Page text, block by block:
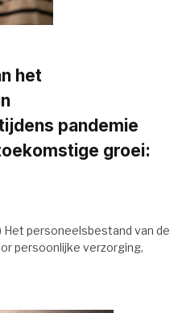
het
pandemie
groei:
Het personeelsbestand van de
persoonlijke verzorging,